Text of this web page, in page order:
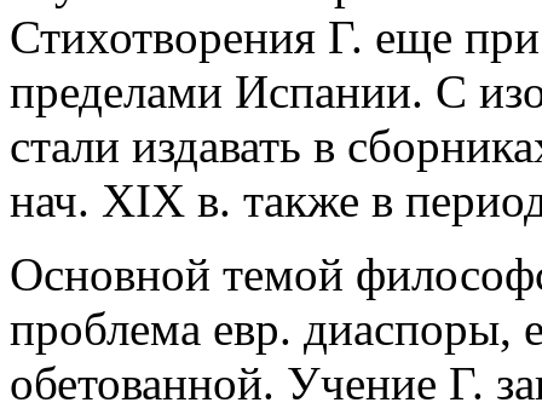
Стихотворения Г. еще
пределами Испании. С
стали издавать в
нач. XIX в. также в
Основной темой
проблема евр. диаспоры,
обетованной. Учение Г.